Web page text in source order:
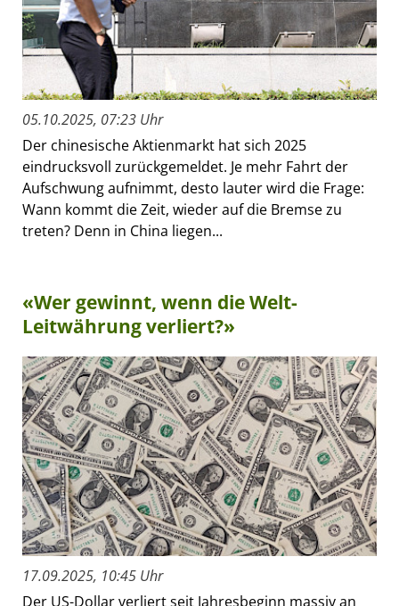
05.10.2025, 07:23 Uhr
Der chinesische Aktienmarkt hat sich 2025
eindrucksvoll zurückgemeldet. Je mehr Fahrt der
Aufschwung aufnimmt, desto lauter wird die Frage:
Wann kommt die Zeit, wieder auf die Bremse zu
treten? Denn in China liegen...
«Wer gewinnt, wenn die Welt-
Leitwährung verliert?»
17.09.2025, 10:45 Uhr
Der US-Dollar verliert seit Jahresbeginn massiv an